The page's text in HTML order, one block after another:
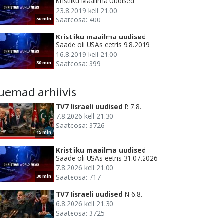
30 min
23.8.2019 kell 21.00
Saateosa: 400
30 min
Kristliku maailma uudised
Saade oli USAs eetris 9.8.2019
16.8.2019 kell 21.00
Saateosa: 399
arhiivis
15 min
TV7 Iisraeli uudised R 7.8.
7.8.2026 kell 21.30
Saateosa: 3726
30 min
Kristliku maailma uudised
Saade oli USAs eetris 31.07.2026
7.8.2026 kell 21.00
Saateosa: 717
TV7 Iisraeli uudised N 6.8.
6.8.2026 kell 21.30
Saateosa: 3725